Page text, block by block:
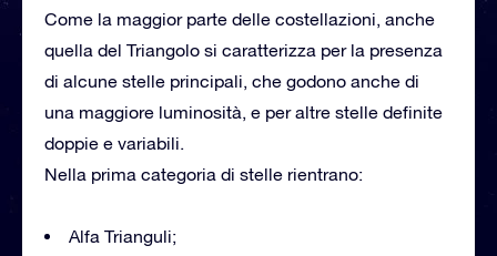
Come la maggior parte delle costellazioni, anche
quella del Triangolo si caratterizza per la presenza
di alcune stelle principali, che godono anche di
una maggiore luminosità, e per altre stelle definite
doppie e variabili.
Nella prima categoria di stelle rientrano:
Alfa Trianguli;